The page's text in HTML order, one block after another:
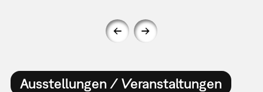
Ausstellungen / Veranstaltungen